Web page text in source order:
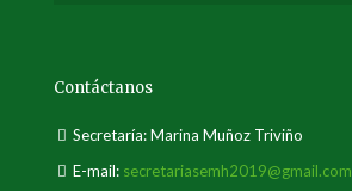
Contáctanos
Secretaría: Marina Muñoz Triviño
E-mail: secretariasemh2019@gmail.com